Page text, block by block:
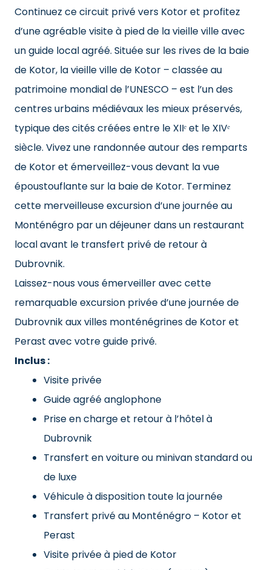
Continuez ce circuit privé vers Kotor et profitez
d’une agréable visite à pied de la vieille ville avec
un guide local agréé. Située sur les rives de la baie
de Kotor, la vieille ville de Kotor – classée au
patrimoine mondial de l’UNESCO – est l’un des
centres urbains médiévaux les mieux préservés,
typique des cités créées entre le XIIᵉ et le XIVᵉ
siècle. Vivez une randonnée autour des remparts
de Kotor et émerveillez-vous devant la vue
époustouflante sur la baie de Kotor. Terminez
cette merveilleuse excursion d’une journée au
Monténégro par un déjeuner dans un restaurant
local avant le transfert privé de retour à
Dubrovnik.
Laissez-nous vous émerveiller avec cette
remarquable excursion privée d’une journée de
Dubrovnik aux villes monténégrines de Kotor et
Perast avec votre guide privé.
Inclus :
Visite privée
Guide agréé anglophone
Prise en charge et retour à l’hôtel à
Dubrovnik
Transfert en voiture ou minivan standard ou
de luxe
Véhicule à disposition toute la journée
Transfert privé au Monténégro – Kotor et
Perast
Visite privée à pied de Kotor